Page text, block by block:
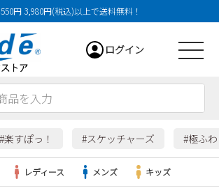
円 3,980円(税込)以上で送料無料！
ログイン
#楽すぽっ！ #スケッチャーズ #極ふ
レディース メンズ
キッズ